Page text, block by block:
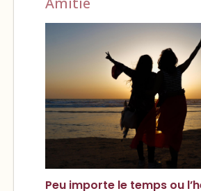
Peu importe le temps ou